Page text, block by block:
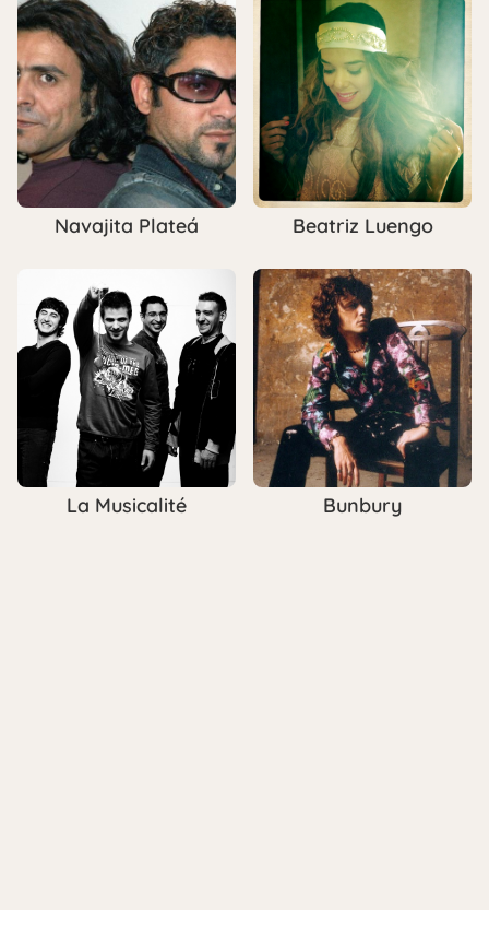
Navajita Plateá Beatriz Luengo
La Musicalité Bunbury